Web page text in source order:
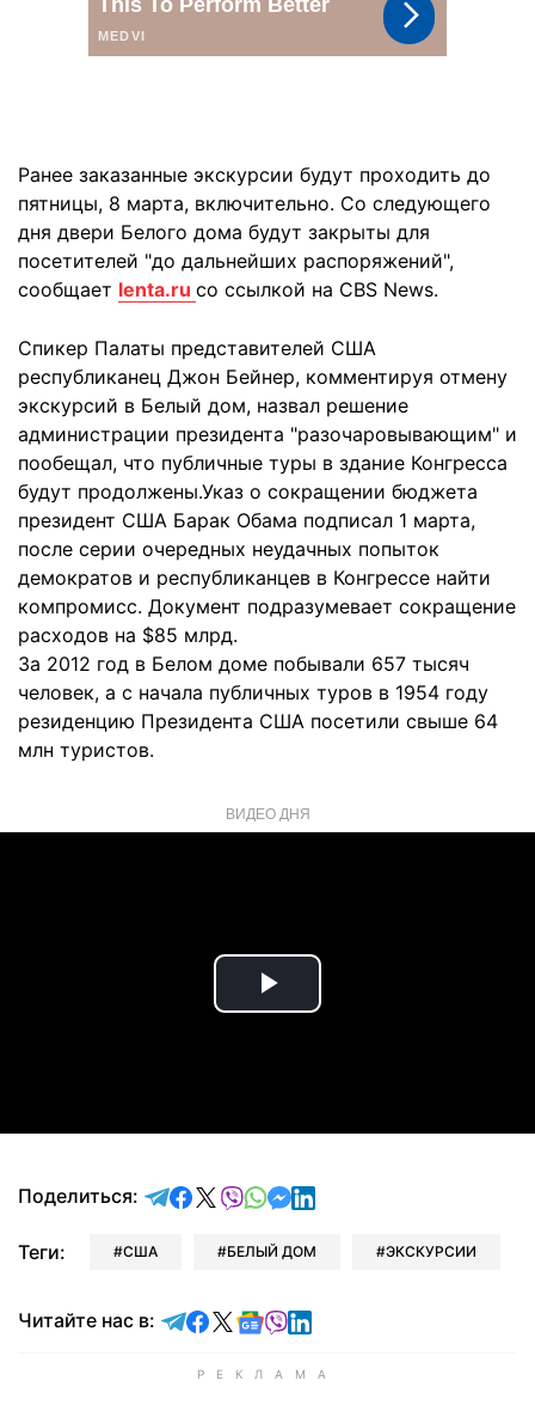
Ранее заказанные экскурсии будут проходить до
пятницы, 8 марта, включительно. Со следующего
дня двери Белого дома будут закрыты для
посетителей "до дальнейших распоряжений",
сообщает lenta.ru cо ссылкой на CBS News.
Спикер Палаты представителей США
республиканец Джон Бейнер, комментируя отмену
экскурсий в Белый дом, назвал решение
администрации президента "разочаровывающим" и
пообещал, что публичные туры в здание Конгресса
будут продолжены.Указ о сокращении бюджета
президент США Барак Обама подписал 1 марта,
после серии очередных неудачных попыток
демократов и республиканцев в Конгрессе найти
компромисс. Документ подразумевает сокращение
расходов на $85 млрд.
За 2012 год в Белом доме побывали 657 тысяч
человек, а с начала публичных туров в 1954 году
резиденцию Президента США посетили свыше 64
млн туристов.
ВИДЕО ДНЯ
Play
Поделиться: отправить в Telegram
поделиться в Facebook
поделиться в X
отправить в Viber
отправить в Whatsapp
отправить в Messenger
отправить в LinkedIn
Теги: США БЕЛЫЙ ДОМ ЭКСКУРСИИ
Читайте нас в: Читайте в Telegram
Читайте в Facebook
Читайте в X
Читайте в Google news
Читайте в Viber
Читайте в LinkedIn